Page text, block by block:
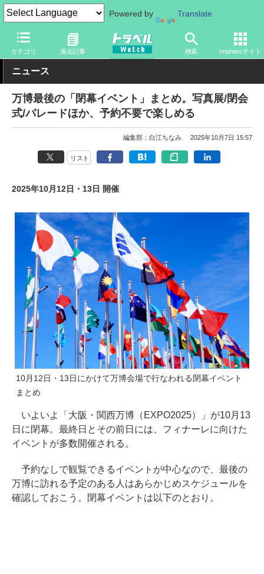
Powered by Translate
カテゴリ 過去記事 検索 Impressサイト
トラベル Watch イベント 国際博覧会 2025年大阪・関西万博
ニュース
万博最後の「閉幕イベント」まとめ。写真展/閉会
式/パレードほか、予約不要で楽しめる
編集部：白江ちなみ 2025年10月7日 15:57
リスト
2025年10月12日・13日 開催
10月12日・13日にかけて万博会場で行なわれる閉幕イベント
まとめ
いよいよ「大阪・関西万博（EXPO2025）」が10月13
日に閉幕。最終日とその前日には、フィナーレに向けた
イベントが多数開催される。
予約なしで観覧できるイベントが中心なので、最後の
万博に訪れる予定のある人はあらかじめスケジュールを
確認しておこう。閉幕イベントは以下のとおり。